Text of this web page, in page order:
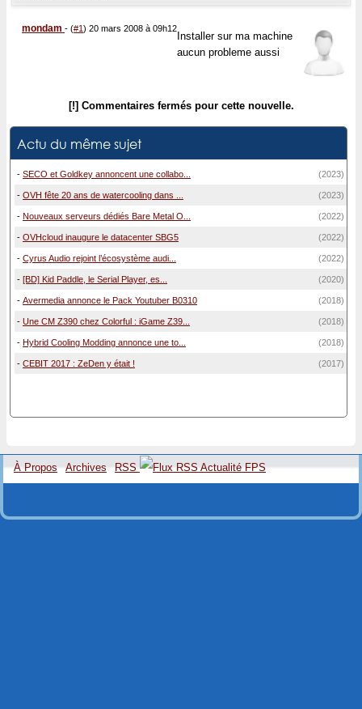
mondam - (#1) 20 mars 2008 à 09h12
Installer sur ma machine
aucun probleme aussi
[!] Commentaires fermés pour cette nouvelle.
Actu du même sujet
- SECO et Goldkey annoncent une collabo... (2023)
- OVH fête 20 ans de watercooling dans ... (2023)
- Nouveaux serveurs dédiés Bare Metal O... (2022)
- OVHcloud inaugure le datacenter SBG5 (2022)
- Cyrus Audio rejoint l’écosystème audi... (2022)
- [BD] Kid Paddle, le Serial Player, es... (2020)
- Avermedia annonce le Pack Youtuber B0310 (2018)
- Une CM Z390 chez Colorful : iGame Z39... (2018)
- Hybrid Cooling Modding annonce une to... (2018)
- CEBIT 2017 : ZeDen y était ! (2017)
À Propos Archives RSS